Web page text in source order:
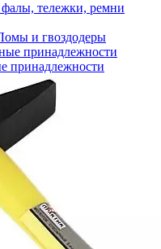
тележки, ремни
и гвоздодеры
принадлежности